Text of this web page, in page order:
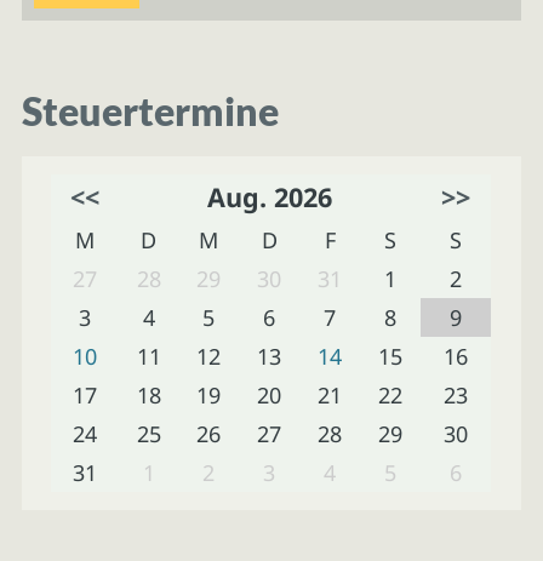
Steuertermine
<< Aug. 2026 >>
M D M D F S
S
27
28 29 30 31 1
2
3
4 5 6 7 8
9
10
11 12 13 14 15
16
17
18 19 20 21 22
23
24
25 26 27 28 29
30
31
1 2 3 4 5 6